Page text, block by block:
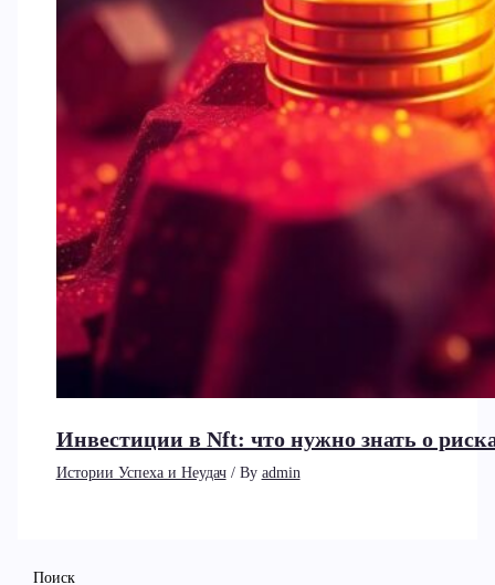
Инвестиции в Nft: что нужно знать о
Истории Успеха и Неудач/ By admin
Поиск